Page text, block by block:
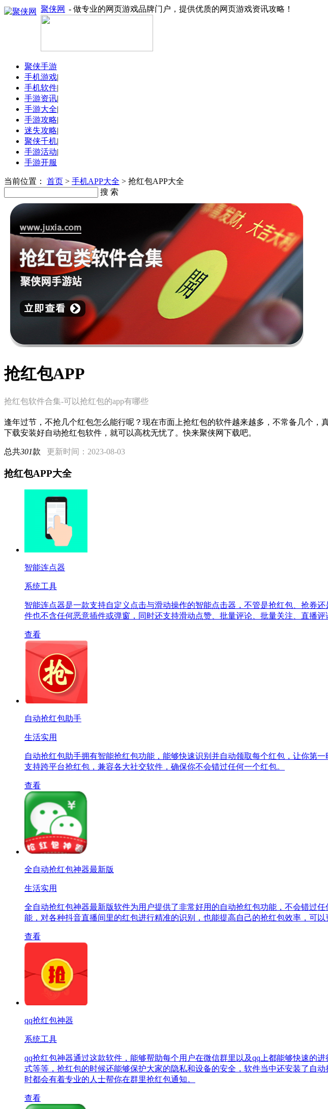
聚侠网 - 做专业的网页游戏品牌门户，提供优质的网页游戏资讯攻略！
聚侠手游
手机游戏|
手机软件|
手游资讯|
手游大全|
手游攻略|
迷失攻略|
聚侠千机|
手游活动|
手游开服
当前位置： 首页 > 手机APP大全 > 抢红包APP大全
搜 索
抢红包APP
抢红包软件合集-可以抢红包的app有哪些
逢年过节，不抢几个红包怎么能行呢？现在市面上抢红包的软件越来越多，不常备几个
下载安装好自动抢红包软件，就可以高枕无忧了。快来聚侠网下载吧。
总共301款 更新时间：2023-08-03
抢红包APP大全
智能连点器
系统工具
智能连点器是一款支持自定义点击与滑动操作的智能点击器，不管是抢红包、抢券
件也不含任何恶意插件或弹窗，同时还支持滑动点赞、批量评论、批量关注、直播评
查看
自动抢红包助手
生活实用
自动抢红包助手拥有智能抢红包功能，能够快速识别并自动领取每个红包，让你第
支持跨平台抢红包，兼容各大社交软件，确保你不会错过任何一个红包。
查看
全自动抢红包神器最新版
生活实用
全自动抢红包神器最新版软件为用户提供了非常好用的自动抢红包功能，不会错过
能，对各种抖音直播间里的红包进行精准的识别，也能提高自己的抢红包效率，可
查看
qq抢红包神器
系统工具
qq抢红包神器通过这款软件，能够帮助每个用户在微信群里以及qq上都能够快速的
式等等，抢红包的时候还能够保护大家的隐私和设备的安全，软件当中还安装了自
时都会有着专业的人士帮你在群里抢红包通知。
查看